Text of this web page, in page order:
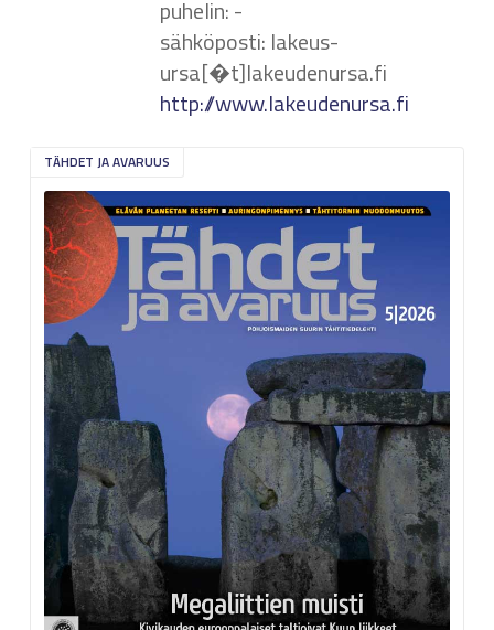
puhelin: -
sähköposti: lakeus-
ursa[�t]lakeudenursa.fi
http://www.lakeudenursa.fi
TÄHDET JA AVARUUS